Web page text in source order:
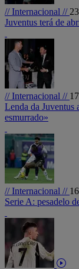
// Internacional //
Juventus terá de
// Internacional //
Lenda da Juventus
esmurrado»
// Internacional //
Serie A: pesadelo